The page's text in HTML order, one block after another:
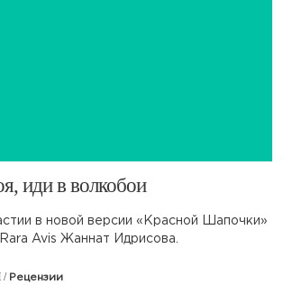
иди в волкобои
в новой версии «Красной Шапочки»
Avis Жаннат Идрисова.
/ Рецензии